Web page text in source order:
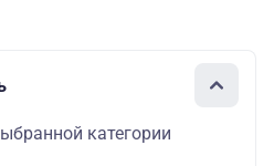
категории